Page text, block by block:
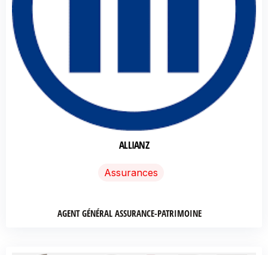
ALLIANZ
Assurances
AGENT GÉNÉRAL ASSURANCE-PATRIMOINE